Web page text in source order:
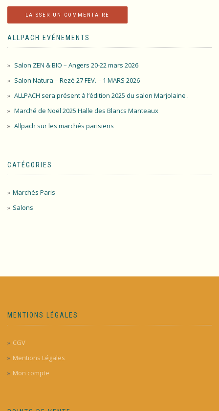
ALLPACH EVÉNEMENTS
Salon ZEN & BIO – Angers 20-22 mars 2026
Salon Natura – Rezé 27 FEV. – 1 MARS 2026
ALLPACH sera présent à l’édition 2025 du salon Marjolaine .
Marché de Noël 2025 Halle des Blancs Manteaux
Allpach sur les marchés parisiens
CATÉGORIES
Marchés Paris
Salons
MENTIONS LÉGALES
CGV
Mentions Légales
Mon compte